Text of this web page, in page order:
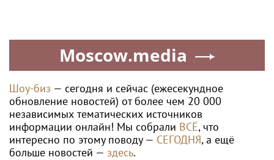
Moscow.media
Шоу-биз — сегодня и сейчас (ежесекундное
обновление новостей) от более чем 20 000
независимых тематических источников
информации онлайн! Мы собрали ВСЁ, что
интересно по этому поводу — СЕГОДНЯ, а ещё
больше новостей — здесь.